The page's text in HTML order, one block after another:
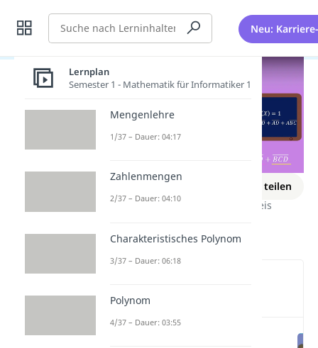
Suche Neu:
Merken
Link teilen
Digitaltechnik
Digitaler Schaltkreis
KV-Diagramm
Video
Lernplan
Semester 1 - Mathematik für Informatiker 1
Mengenlehre
1/37 – Dauer: 04:17
Zahlenmengen
2/37 – Dauer: 04:10
Charakteristisches Polynom
3/37 – Dauer: 06:18
Polynom
4/37 – Dauer: 03:55